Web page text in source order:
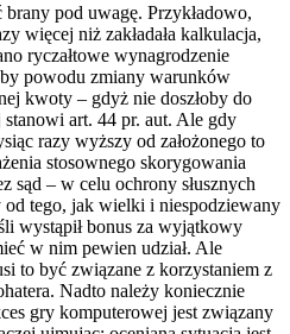
pod uwagę. Przykładowo,
więcej niż zakładała kalkulacja,
ryczałtowe wynagrodzenie
powodu zmiany warunków
kwoty – gdyż nie doszłoby do
art. 44 pr. aut. Ale gdy
razy wyższy od założonego to
stosownego skorygowania
sąd – w celu ochrony słusznych
od tego, jak wielki i niespodziewany
wystąpił bonus za wyjątkowy
w nim pewien udział. Ale
to być związane z korzystaniem z
Nadto należy koniecznie
gry komputerowej jest związany